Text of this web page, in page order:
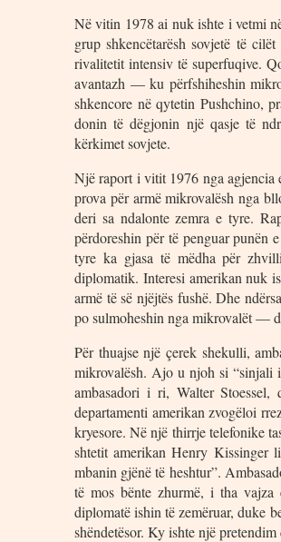
Në vitin 1978 ai nuk ishte i vetmi
grup shkencëtarësh sovjetë të
rivalitetit intensiv të superfuqive.
avantazh — ku përfshiheshin
shkencore në qytetin Pushchino,
donin të dëgjonin një qasje të
kërkimet sovjete.
Një raport i vitit 1976 nga agjencia
prova për armë mikrovalësh nga
deri sa ndalonte zemra e tyre.
përdoreshin për të penguar
tyre ka gjasa të mëdha për
diplomatik. Interesi amerikan nuk
armë të së njëjtës fushë. Dhe
po sulmoheshin nga mikrovalët —
Për thuajse një çerek shekulli,
mikrovalësh. Ajo u njoh si “sinjali
ambasadori i ri, Walter
departamenti amerikan zvogëloi
kryesore. Në një thirrje telefonike
shtetit amerikan Henry Kissinger
mbanin gjënë të heshtur”.
të mos bënte zhurmë, i tha
diplomatë ishin të zemëruar, duke
shëndetësor. Ky ishte një